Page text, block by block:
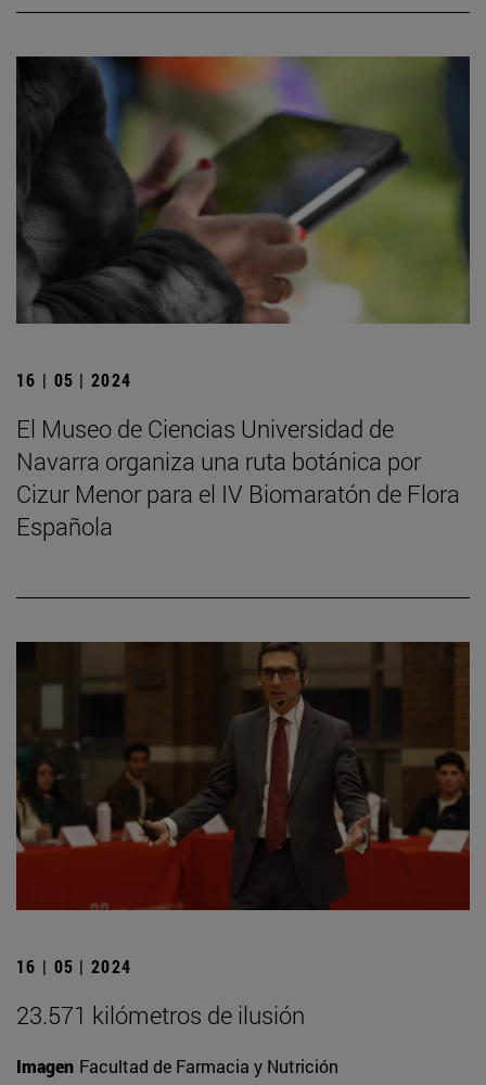
16 | 05 | 2024
El Museo de Ciencias Universidad de
Navarra organiza una ruta botánica por
Cizur Menor para el IV Biomaratón de Flora
Española
16 | 05 | 2024
23.571 kilómetros de ilusión
Imagen Facultad de Farmacia y Nutrición